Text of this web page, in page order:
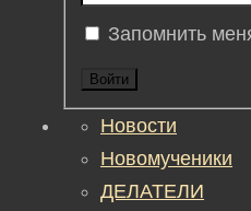
Запомнить
Войти
Новости
Новомученики
ДЕЛАТЕЛИ